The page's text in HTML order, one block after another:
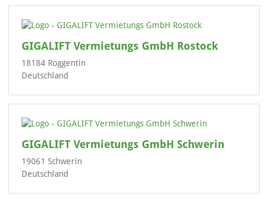
GIGALIFT Vermietungs GmbH Rostock
18184 Roggentin
Deutschland
GIGALIFT Vermietungs GmbH Schwerin
19061 Schwerin
Deutschland